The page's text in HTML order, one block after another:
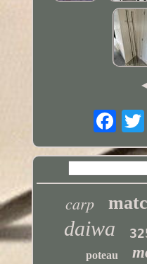
carp
daiwa
poteau